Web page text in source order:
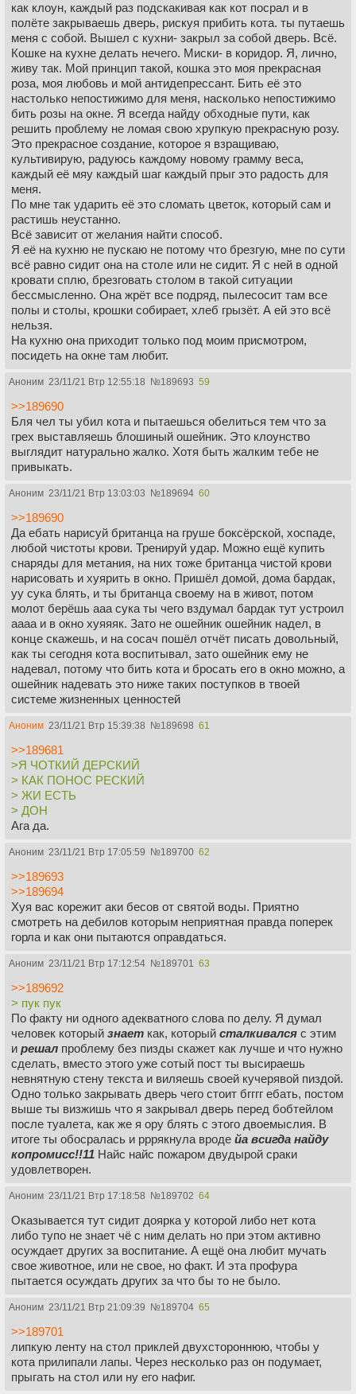
как клоун, каждый раз подскакивая как кот посрал и в
полёте закрываешь дверь, рискуя прибить кота. ты путаешь
меня с собой. Вышел с кухни- закрыл за собой дверь. Всё.
Кошке на кухне делать нечего. Миски- в коридор. Я, лично,
живу так. Мой принцип такой, кошка это моя прекрасная
роза, моя любовь и мой антидепрессант. Бить её это
настолько непостижимо для меня, насколько непостижимо
бить розы на окне. Я всегда найду обходные пути, как
решить проблему не ломая свою хрупкую прекрасную розу.
Это прекрасное создание, которое я взращиваю,
культивирую, радуюсь каждому новому грамму веса,
каждый её мяу каждый шаг каждый прыг это радость для
меня.
По мне так ударить её это сломать цветок, который сам и
растишь неустанно.
Всё зависит от желания найти способ.
Я её на кухню не пускаю не потому что брезгую, мне по сути
всё равно сидит она на столе или не сидит. Я с ней в одной
кровати сплю, брезговать столом в такой ситуации
бессмысленно. Она жрёт все подряд, пылесосит там все
полы и столы, крошки собирает, хлеб грызёт. А ей это всё
нельзя.
На кухню она приходит только под моим присмотром,
посидеть на окне там любит.
Аноним 23/11/21 Втр 12:55:18 №189693 59
>>189690
Бля чел ты убил кота и пытаешься обелиться тем что за
грех выставляешь блошиный ошейник. Это клоунство
выглядит натурально жалко. Хотя быть жалким тебе не
привыкать.
Аноним 23/11/21 Втр 13:03:03 №189694 60
>>189690
Да ебать нарисуй британца на груше боксёрской, хоспаде,
любой чистоты крови. Тренируй удар. Можно ещё купить
снаряды для метания, на них тоже британца чистой крови
нарисовать и хуярить в окно. Пришёл домой, дома бардак,
уу сука блять, и ты британца своему на в живот, потом
молот берёшь ааа сука ты чего вздумал бардак тут устроил
аааа и в окно хуяяяк. Зато не ошейник ошейник надел, в
конце скажешь, и на сосач пошёл отчёт писать довольный,
как ты сегодня кота воспитывал, зато ошейник ему не
надевал, потому что бить кота и бросать его в окно можно, а
ошейник надевать это ниже таких поступков в твоей
системе жизненных ценностей
Аноним 23/11/21 Втр 15:39:38 №189698 61
>>189681
>Я ЧОТКИЙ ДЕРСКИЙ
> КАК ПОНОС РЕСКИЙ
> ЖИ ЕСТЬ
> ДОН
Ага да.
Аноним 23/11/21 Втр 17:05:59 №189700 62
>>189693
>>189694
Хуя вас корежит аки бесов от святой воды. Приятно
смотреть на дебилов которым неприятная правда поперек
горла и как они пытаются оправдаться.
Аноним 23/11/21 Втр 17:12:54 №189701 63
>>189692
> пук пук
По факту ни одного адекватного слова по делу. Я думал
человек который знает как, который сталкивался с этим
и решал проблему без пизды скажет как лучше и что нужно
сделать, вместо этого уже сотый пост ты высираешь
невнятную стену текста и виляешь своей кучерявой пиздой.
Одно только закрывать дверь чего стоит бгггг ебать, постом
выше ты визжишь что я закрывал дверь перед бобтейлом
после туалета, как же я ору блять с этого двоемыслия. В
итоге ты обосралась и рррякнула вроде йа всигда найду
копромисс!!11 Найс найс пожаром двудырой сраки
удовлетворен.
Аноним 23/11/21 Втр 17:18:58 №189702 64
Оказывается тут сидит доярка у которой либо нет кота
либо тупо не знает чё с ним делать но при этом активно
осуждает других за воспитание. А ещё она любит мучать
свое животное, или не свое, но факт. И эта профура
пытается осуждать других за что бы то не было.
Аноним 23/11/21 Втр 21:09:39 №189704 65
>>189701
липкую ленту на стол приклей двухстороннюю, чтобы у
кота прилипали лапы. Через несколько раз он подумает,
прыгать на стол или ну его нафиг.